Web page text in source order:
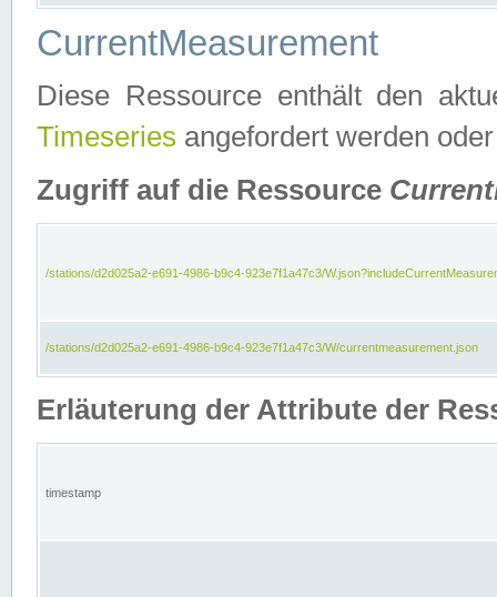
CurrentMeasurement
Diese Ressource enthält den
Timeseries angefordert werden
Zugriff auf die Ressource
/stations/d2d025a2-e691-4986-b9c4-923e7f1a47c3/
/stations/d2d025a2-e691-4986-b9c4-923e7f1a47c3/W/currentmeasurement.json
Erläuterung der Attribute der
timestamp